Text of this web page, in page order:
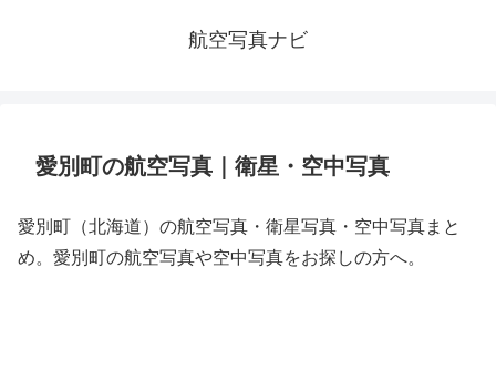
航空写真ナビ
愛別町の航空写真｜衛星・空中写真
愛別町（北海道）の航空写真・衛星写真・空中写真まと
め。愛別町の航空写真や空中写真をお探しの方へ。